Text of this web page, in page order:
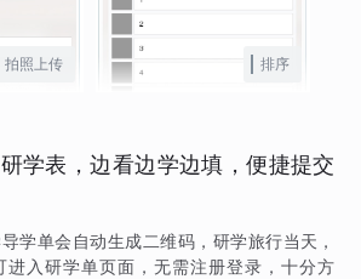
拍照上传 排序
学表，边看边学边填，便捷提交
学单会自动生成二维码，研学旅行当天，
进入研学单页面，无需注册登录，十分方